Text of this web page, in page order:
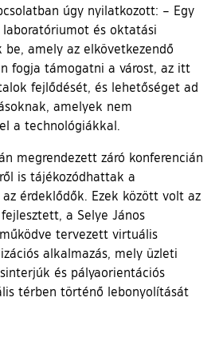
úgy nyilatkozott: – Egy
laboratóriumot és oktatási
amely az elkövetkezendő
fogja támogatni a várost, az itt
fejlődését, és lehetőséget ad
amelyek nem
a technológiákkal.
megrendezett záró konferencián
is tájékozódhattak a
érdeklődők. Ezek között volt az
a Selye János
tervezett virtuális
alkalmazás, mely üzleti
és pályaorientációs
térben történő lebonyolítását